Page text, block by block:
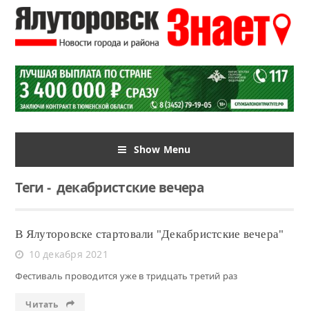
Show Menu
Теги-декабристские вечера
В Ялуторовске стартовали "Декабристские вечера"
10 декабря 2021
Фестиваль проводится уже в тридцать третий раз
Читать